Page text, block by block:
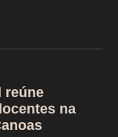
reúne
na